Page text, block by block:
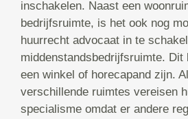
inschakelen. Naast een
bedrijfsruimte, is het ook nog
huurrecht advocaat in te
middenstandsbedrijfsruimte. Dit
een winkel of horecapand zijn.
verschillende ruimtes vereisen
specialisme omdat er andere